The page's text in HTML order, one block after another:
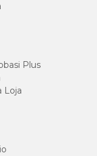
Plus
Loja